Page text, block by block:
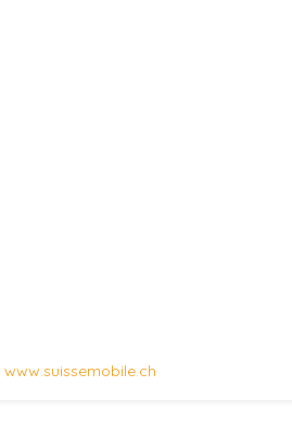
www.suissemobile.ch